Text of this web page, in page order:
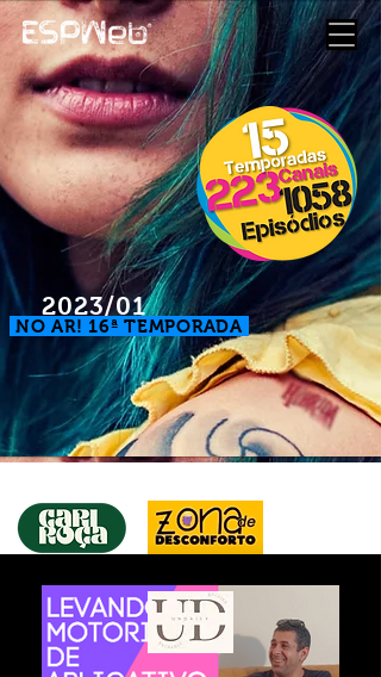
2023/01
NO AR! 16ª TEMPORADA